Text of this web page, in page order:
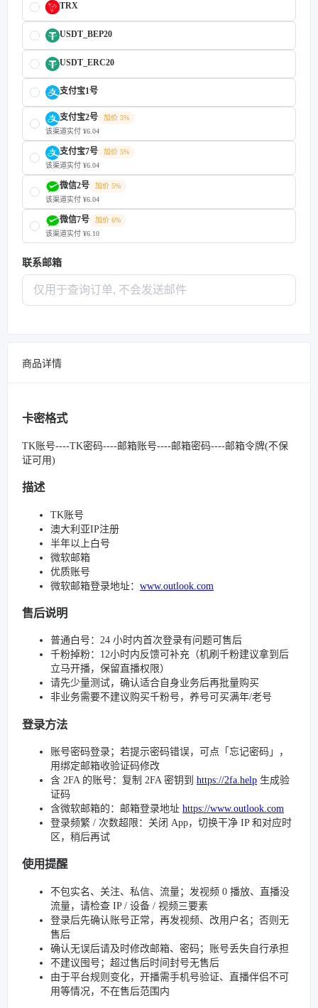
TRX
USDT_BEP20
USDT_ERC20
支付宝1号
支付宝2号
加价 5%
该渠道实付 ¥6.04
支付宝7号
加价 5%
该渠道实付 ¥6.04
微信2号
加价 5%
该渠道实付 ¥6.04
微信7号
加价 6%
该渠道实付 ¥6.10
联系邮箱
商品详情
卡密格式
TK账号----TK密码----邮箱账号----邮箱密码----邮箱令牌(不保
证可用)
描述
TK账号
澳大利亚IP注册
半年以上白号
微软邮箱
优质账号
微软邮箱登录地址： www.outlook.com
售后说明
普通白号：24 小时内首次登录有问题可售后
千粉掉粉：12小时内反馈可补充（机刷千粉建议拿到后
立马开播，保留直播权限）
请先少量测试，确认适合自身业务后再批量购买
非业务需要不建议购买千粉号，养号可买满年/老号
登录方法
账号密码登录；若提示密码错误，可点「忘记密码」，
用绑定邮箱收验证码修改
含 2FA 的账号：复制 2FA 密钥到 https://2fa.help 生成验
证码
含微软邮箱的：邮箱登录地址 https://www.outlook.com
登录频繁 / 次数超限：关闭 App，切换干净 IP 和对应时
区，稍后再试
使用提醒
不包实名、关注、私信、流量；发视频 0 播放、直播没
流量，请检查 IP / 设备 / 视频三要素
登录后先确认账号正常，再发视频、改用户名；否则无
售后
确认无误后请及时修改邮箱、密码；账号丢失自行承担
不建议囤号；超过售后时间封号无售后
由于平台规则变化，开播需手机号验证、直播伴侣不可
用等情况，不在售后范围内